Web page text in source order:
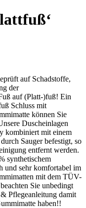
auf Schadstoffe,
der
auf (Platt-)fuß! Ein
Schluss mit
können Sie
Duscheinlagen
kombiniert mit einem
Sauger befestigt, so
entfernt werden.
synthetischem
und sehr komfortabel im
mit dem TÜV-
Sie unbedingt
Pflegeanleitung damit
haben!!